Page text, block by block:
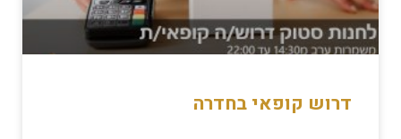
דרוש קופאי בחדרה